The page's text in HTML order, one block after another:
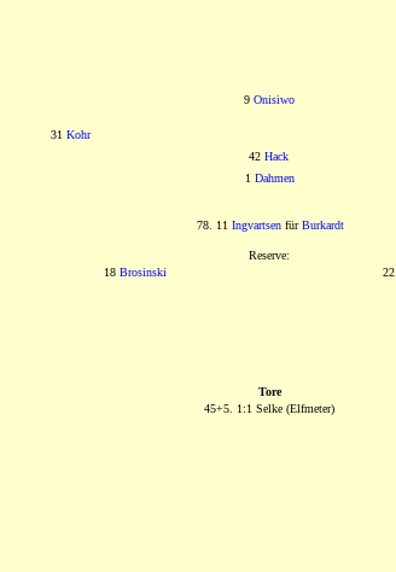
9 Onisiwo
31 Kohr
42 Hack
1 Dahmen
78. 11 IngvartsenfürBurkardt
Reserve:
18 Brosinski 22
Tore
45+5. 1:1 Selke (Elfmeter)